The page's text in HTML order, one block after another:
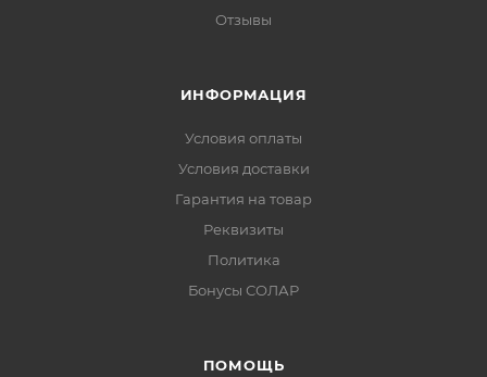
Отзывы
ИНФОРМАЦИЯ
Условия оплаты
Условия доставки
Гарантия на товар
Реквизиты
Политика
Бонусы СОЛАР
ПОМОЩЬ